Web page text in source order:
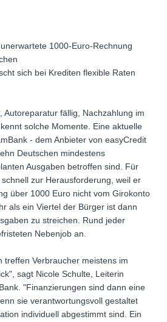
1000-Euro-Rechnung
sich bei Krediten flexible Raten
Autoreparatur fällig, Nachzahlung im
solche Momente. Eine aktuelle
- dem Anbieter von easyCredit
Deutschen mindestens
Ausgaben betroffen sind. Für
zur Herausforderung, weil er
über 1000 Euro nicht vom Girokonto
als ein Viertel der Bürger ist dann
zu streichen. Rund jeder
Nebenjob an.
treffen Verbraucher meistens im
sagt Nicole Schulte, Leiterin
"Finanzierungen sind dann eine
sie verantwortungsvoll gestaltet
individuell abgestimmt sind. Ein